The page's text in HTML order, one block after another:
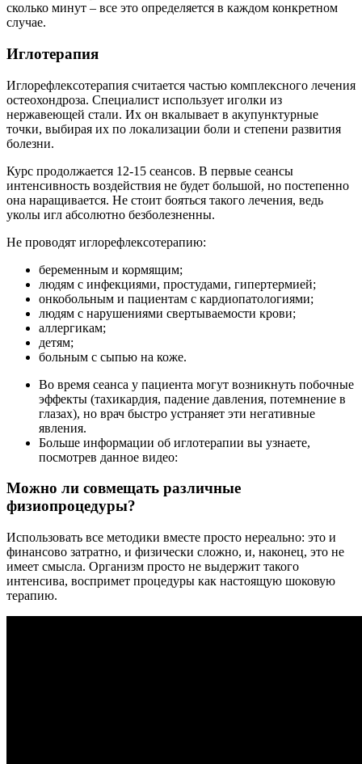
сколько минут – все это определяется в каждом конкретном
случае.
Иглотерапия
Иглорефлексотерапия считается частью комплексного лечения
остеохондроза. Специалист использует иголки из
нержавеющей стали. Их он вкалывает в акупунктурные
точки, выбирая их по локализации боли и степени развития
болезни.
Курс продолжается 12-15 сеансов. В первые сеансы
интенсивность воздействия не будет большой, но постепенно
она наращивается. Не стоит бояться такого лечения, ведь
уколы игл абсолютно безболезненны.
Не проводят иглорефлексотерапию:
беременным и кормящим;
людям с инфекциями, простудами, гипертермией;
онкобольным и пациентам с кардиопатологиями;
людям с нарушениями свертываемости крови;
аллергикам;
детям;
больным с сыпью на коже.
Во время сеанса у пациента могут возникнуть побочные
эффекты (тахикардия, падение давления, потемнение в
глазах), но врач быстро устраняет эти негативные
явления.
Больше информации об иглотерапии вы узнаете,
посмотрев данное видео:
Можно ли совмещать различные
физиопроцедуры?
Использовать все методики вместе просто нереально: это и
финансово затратно, и физически сложно, и, наконец, это не
имеет смысла. Организм просто не выдержит такого
интенсива, воспримет процедуры как настоящую шоковую
терапию.